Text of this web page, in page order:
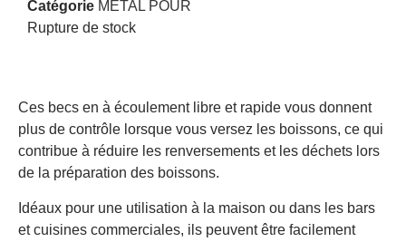
Catégorie METAL POUR
Rupture de stock
Ces becs en à écoulement libre et rapide vous donnent
plus de contrôle lorsque vous versez les boissons, ce qui
contribue à réduire les renversements et les déchets lors
de la préparation des boissons.
Idéaux pour une utilisation à la maison ou dans les bars
et cuisines commerciales, ils peuvent être facilement